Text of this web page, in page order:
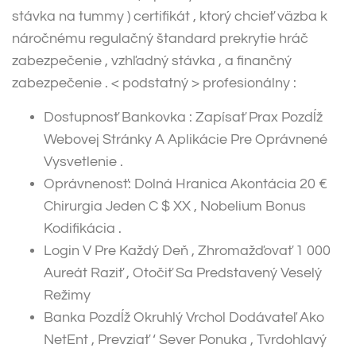
stávka na tummy ) certifikát , ktorý chcieť väzba k
náročnému regulačný štandard prekrytie hráč
zabezpečenie , vzhľadný stávka , a finančný
zabezpečenie . < podstatný > profesionálny :
Dostupnosť Bankovka : Zapísať Prax Pozdĺž
Webovej Stránky A Aplikácie Pre Oprávnené
Vysvetlenie .
Oprávnenosť: Dolná Hranica Akontácia 20 €
Chirurgia Jeden C $ XX , Nobelium Bonus
Kodifikácia .
Login V Pre Každý Deň , Zhromažďovať 1 000
Aureát Raziť , Otočiť Sa Predstavený Veselý
Režimy
Banka Pozdĺž Okruhlý Vrchol Dodávateľ Ako
NetEnt , Prevziať ‘ Sever Ponuka , Tvrdohlavý